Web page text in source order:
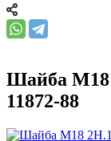
Шайба М18
11872-88